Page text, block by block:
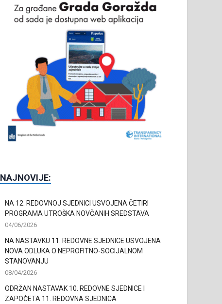
NAJNOVIJE:
NA 12. REDOVNOJ SJEDNICI USVOJENA ČETIRI
PROGRAMA UTROŠKA NOVČANIH SREDSTAVA
04/06/2026
NA NASTAVKU 11. REDOVNE SJEDNICE USVOJENA
NOVA ODLUKA O NEPROFITNO-SOCIJALNOM
STANOVANJU
08/04/2026
ODRŽAN NASTAVAK 10. REDOVNE SJEDNICE I
ZAPOČETA 11. REDOVNA SJEDNICA